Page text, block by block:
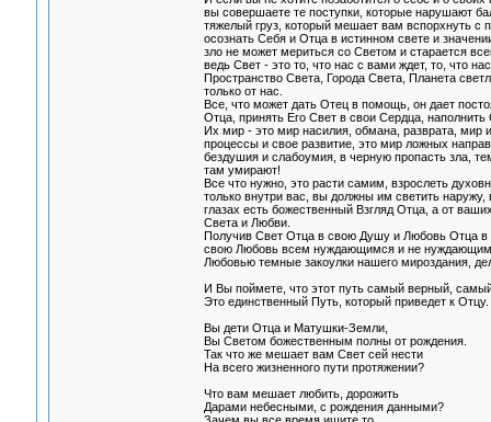
вы совершаете те поступки, которые нарушают
тяжелый груз, который мешает вам вспорхнуть с
осознать Себя и Отца в истинном свете и
зло не может мериться со Светом и старается
ведь Свет - это то, что нас с вами ждет, то, что
Пространство Света, Города Света, Планета
только от нас.
Все, что может дать Отец в помощь, он дает
Отца, принять Его Свет в свои Сердца,
Их мир - это мир насилия, обмана, разврата, мир
процессы и свое развитие, это мир ложных
бездушия и слабоумия, в черную пропасть зла,
там умирают!
Все что нужно, это расти самим, взрослеть
только внутри вас, вы должны им светить
глазах есть божественный Взгляд Отца, а от
Света и Любви.
Получив Свет Отца в свою Душу и Любовь Отца
свою Любовь всем нуждающимся и не
Любовью темные закоулки нашего мироздания,
И Вы поймете, что этот путь самый верный,
Это единственный Путь, который приведет к Отцу.
Вы дети Отца и Матушки-Земли,
Вы Светом божественным полны от рождения.
Так что же мешает вам Свет сей нести
На всего жизненного пути протяжении?
Что вам мешает любить, дорожить
Дарами небесными, с рождения данными?